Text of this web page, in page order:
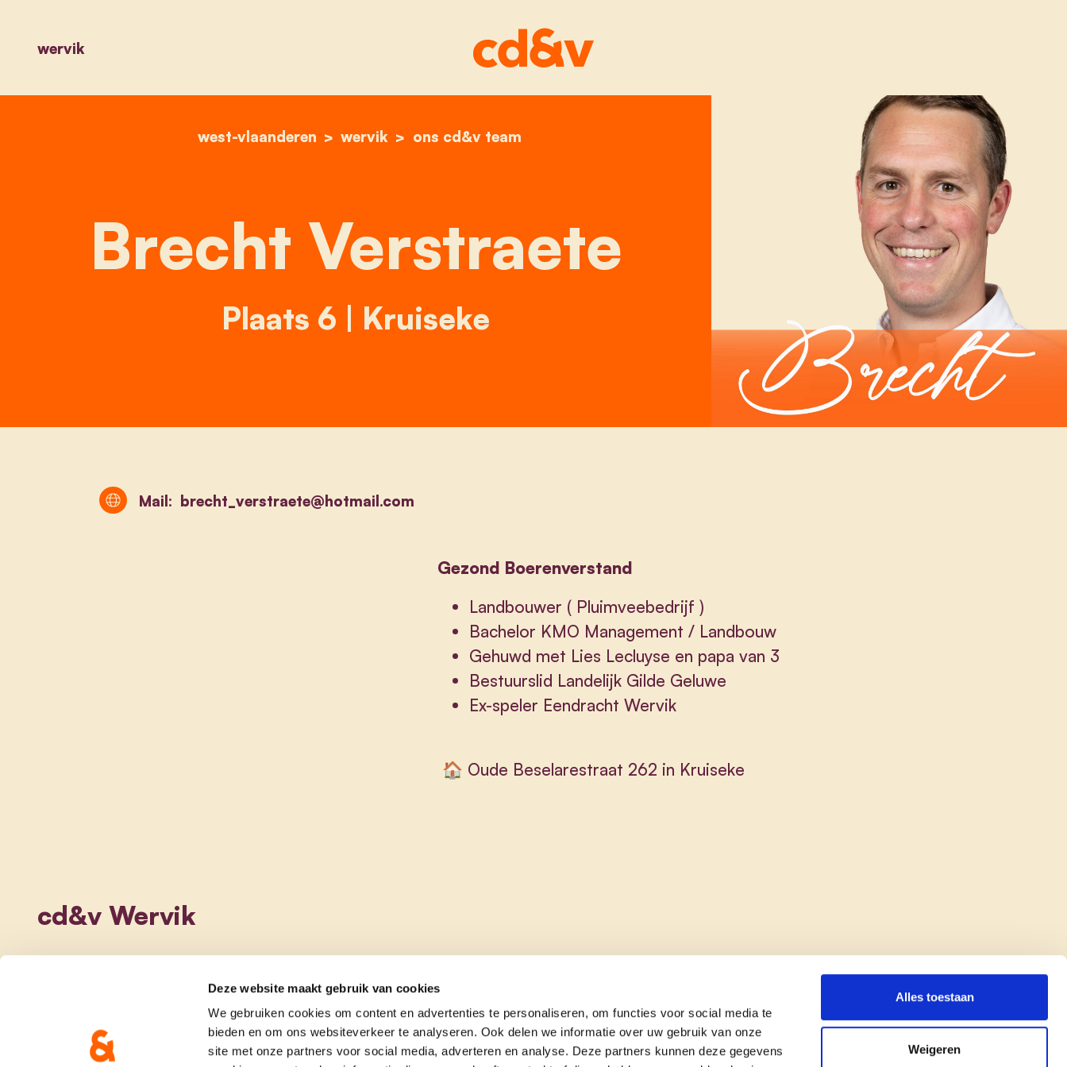
Deze website maakt gebruik van cookies
We gebruiken cookies om content en advertenties te personaliseren, om functies voor social media te
bieden en om ons websiteverkeer te analyseren. Ook delen we informatie over uw gebruik van onze
site met onze partners voor social media, adverteren en analyse. Deze partners kunnen deze gegevens
Alles toestaan
Weigeren
wervik
home
west-vlaanderen wervik ons cd&v team
brecht verstraete
Brecht Verstraete
Plaats 6 | Kruiseke
Gezond Boerenverstand
Landbouwer ( Pluimveebedrijf )
Bachelor KMO Management / Landbouw
Gehuwd met Lies Lecluyse en papa van 3
Bestuurslid Landelijk Gilde Geluwe
Ex-speler Eendracht Wervik
🏠 Oude Beselarestraat 262 in Kruiseke
Mail: brecht_verstraete@hotmail.com
cd&v Wervik